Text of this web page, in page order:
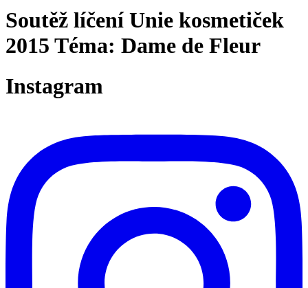
Soutěž líčení Unie kosmetiček
2015 Téma: Dame de Fleur
Instagram